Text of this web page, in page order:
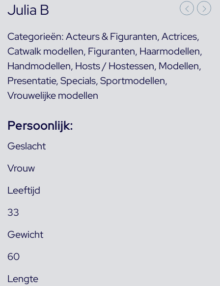
Julia B
Categorieën:Acteurs & Figuranten,Actrices,
Catwalk modellen, Figuranten, Haarmodellen,
Handmodellen, Hosts / Hostessen, Modellen,
Presentatie,Specials,Sportmodellen,
Vrouwelijke modellen
Persoonlijk:
Geslacht
Vrouw
Leeftijd
33
Gewicht
60
Lengte